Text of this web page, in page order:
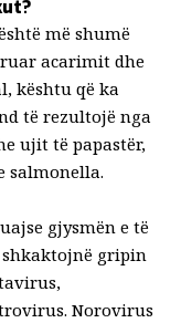
më shumë
acarimit dhe
kështu që ka
të rezultojë nga
ujit të papastër,
salmonella.
gjysmën e të
gripin
Norovirus